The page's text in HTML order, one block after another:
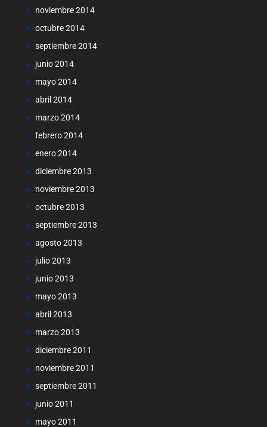
noviembre 2014
octubre 2014
septiembre 2014
junio 2014
mayo 2014
abril 2014
marzo 2014
febrero 2014
enero 2014
diciembre 2013
noviembre 2013
octubre 2013
septiembre 2013
agosto 2013
julio 2013
junio 2013
mayo 2013
abril 2013
marzo 2013
diciembre 2011
noviembre 2011
septiembre 2011
junio 2011
mayo 2011